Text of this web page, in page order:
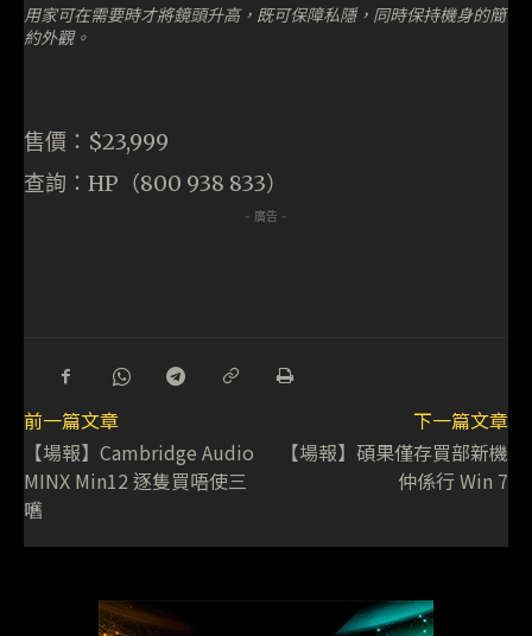
用家可在需要時才將鏡頭升高，既可保障私隱，同時保持機身的簡
約外觀。
售價：$23,999
查詢：HP（800 938 833）
- 廣告 -
前一篇文章
【場報】Cambridge Audio
MINX Min12 逐隻買唔使三
嚿
下一篇文章
【場報】碩果僅存買部新機
仲係行 Win 7